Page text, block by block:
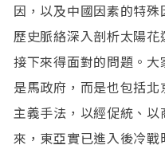
因，以及中國因素的特
歷史脈絡深入剖析太陽
接下來得面對的問題。
是馬政府，而是也包括
主義手法，以經促統、
來，東亞實已進入後冷